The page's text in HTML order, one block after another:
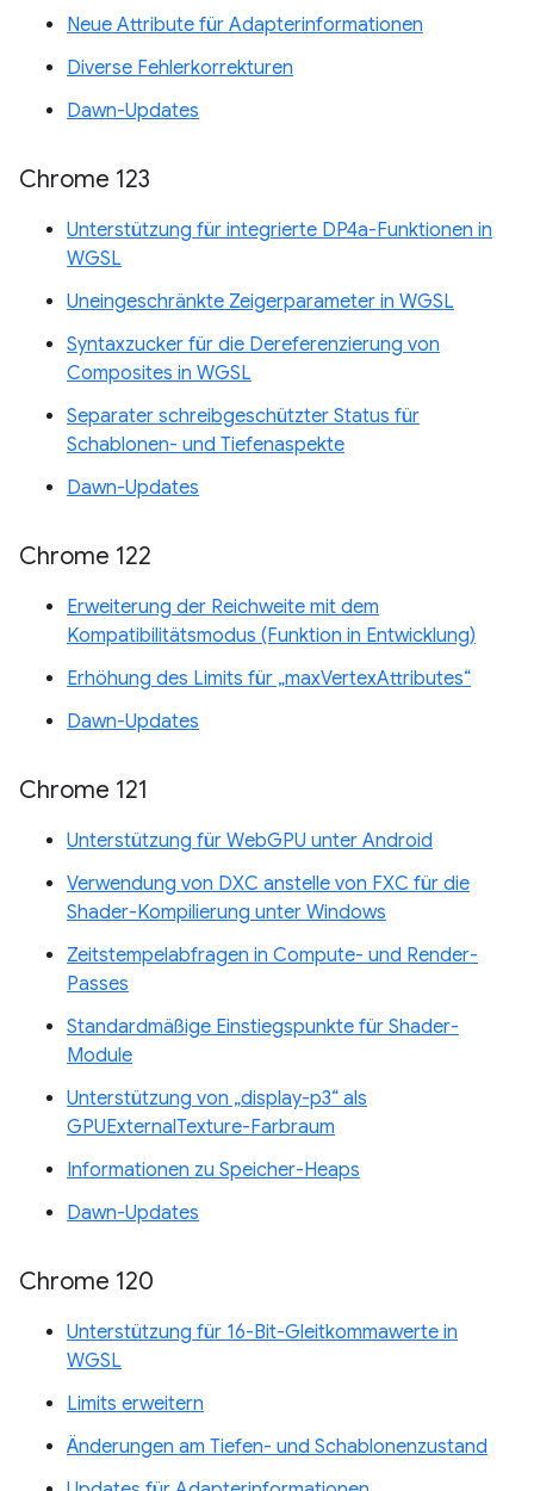
Neue Attribute für Adapterinformationen
Diverse Fehlerkorrekturen
Dawn-Updates
Chrome 123
Unterstützung für integrierte DP4a-Funktionen in
WGSL
Uneingeschränkte Zeigerparameter in WGSL
Syntaxzucker für die Dereferenzierung von
Composites in WGSL
Separater schreibgeschützter Status für
Schablonen- und Tiefenaspekte
Dawn-Updates
Chrome 122
Erweiterung der Reichweite mit dem
Kompatibilitätsmodus (Funktion in Entwicklung)
Erhöhung des Limits für „maxVertexAttributes“
Dawn-Updates
Chrome 121
Unterstützung für WebGPU unter Android
Verwendung von DXC anstelle von FXC für die
Shader-Kompilierung unter Windows
Zeitstempelabfragen in Compute- und Render-
Passes
Standardmäßige Einstiegspunkte für Shader-
Module
Unterstützung von „display-p3“ als
GPUExternalTexture-Farbraum
Informationen zu Speicher-Heaps
Dawn-Updates
Chrome 120
Unterstützung für 16-Bit-Gleitkommawerte in
WGSL
Limits erweitern
Änderungen am Tiefen- und Schablonenzustand